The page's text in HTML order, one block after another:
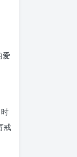
爱
戒